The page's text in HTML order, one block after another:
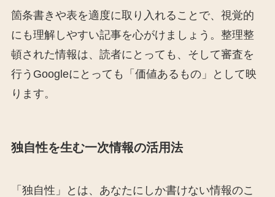
箇条書きや表を適度に取り入れることで、視覚的
にも理解しやすい記事を心がけましょう。整理整
頓された情報は、読者にとっても、そして審査を
行うGoogleにとっても「価値あるもの」として映
ります。
独自性を生む一次情報の活用法
「独自性」とは、あなたにしか書けない情報のこ